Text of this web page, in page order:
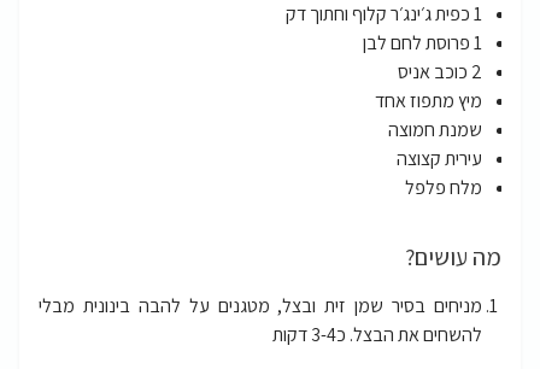
1 כפית ג׳ינג׳ר קלוף וחתוך דק
1 פרוסת לחם לבן
2 כוכב אניס
מיץ מתפוז אחד
שמנת חמוצה
עירית קצוצה
מלח פלפל
מה עושים?
מניחים בסיר שמן זית ובצל, מטגנים על להבה בינונית מבלי
להשחים את הבצל. כ3-4 דקות